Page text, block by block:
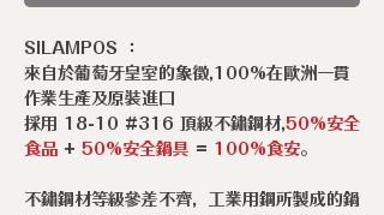
SILAMPOS ：
來自於葡萄牙皇室的象徵,100%在歐洲一貫
作業生產及原裝進口
採用 18-10 #316 頂級不鏽鋼材,50%安全
食品 + 50%安全鍋具 = 100%食安。
不鏽鋼材等級參差不齊，工業用鋼所製成的鍋